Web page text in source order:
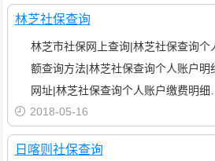
林芝社保查询
林芝市社保网上查询|林芝社保查询个
额查询方法|林芝社保查询个人账户明
网址|林芝社保查询个人账户缴费明
2018-05-16
日喀则社保查询